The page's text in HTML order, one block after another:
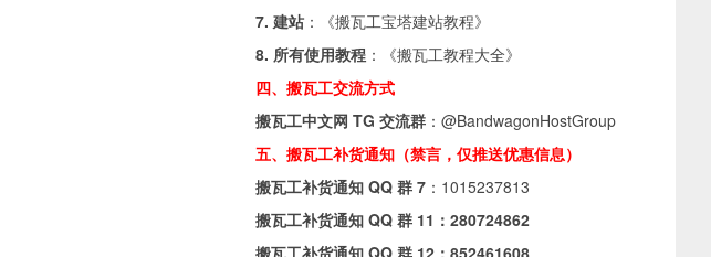
7. 建站 ：《搬瓦工宝塔建站教程》
8. 所有使用教程 ：《搬瓦工教程大全》
四、搬瓦工交流方式
搬瓦工中文网 TG 交流群 ： @BandwagonHostGroup
五、搬瓦工补货通知（禁言，仅推送优惠信息）
搬瓦工补货通知 QQ 群 7 ： 1015237813
搬瓦工补货通知 QQ 群 11： 280724862
搬瓦工补货通知 QQ 群 12： 852461608